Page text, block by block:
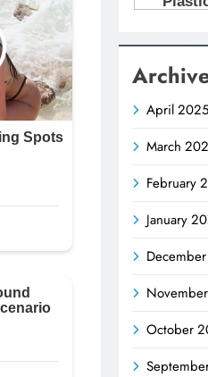
April 2025
March
February
January
October